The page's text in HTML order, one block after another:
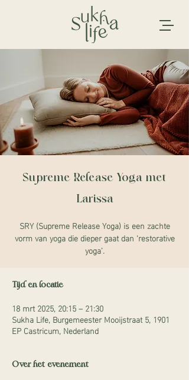
Supreme Release Yoga met
Larissa
SRY (Supreme Release Yoga) is een zachte
vorm van yoga die dieper gaat dan ‘restorative
yoga’.
Tijd en locatie
18 mrt 2025, 20:15 – 21:30
Sukha Life, Burgemeester Mooijstraat 5, 1901
EP Castricum, Nederland
Over het evenement